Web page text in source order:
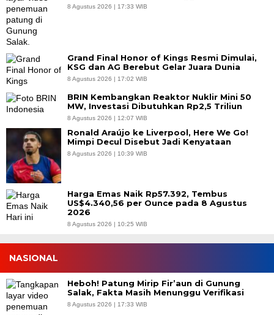
8 Agustus 2026 | 17:33 WIB
Grand Final Honor of Kings Resmi Dimulai,
KSG dan AG Berebut Gelar Juara Dunia
8 Agustus 2026 | 17:02 WIB
BRIN Kembangkan Reaktor Nuklir Mini 50
MW, Investasi Dibutuhkan Rp2,5 Triliun
8 Agustus 2026 | 12:07 WIB
Ronald Araújo ke Liverpool, Here We Go!
Mimpi Decul Disebut Jadi Kenyataan
8 Agustus 2026 | 10:39 WIB
Harga Emas Naik Rp57.392, Tembus
US$4.340,56 per Ounce pada 8 Agustus
2026
8 Agustus 2026 | 10:25 WIB
NASIONAL
Heboh! Patung Mirip Fir’aun di Gunung
Salak, Fakta Masih Menunggu Verifikasi
8 Agustus 2026 | 17:33 WIB